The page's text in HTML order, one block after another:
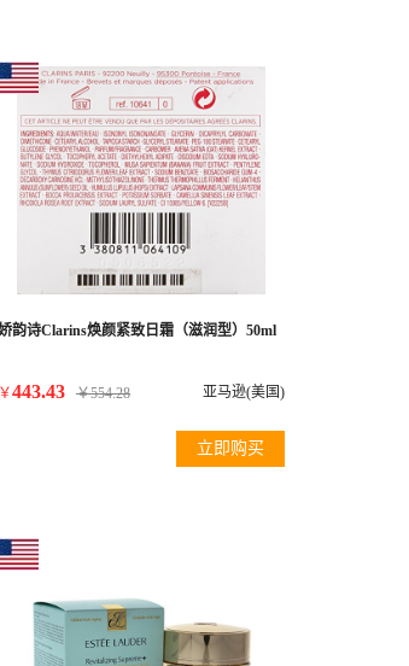
韵诗Clarins焕颜紧致日霜（滋润型）50ml
￥443.43 ￥554.28 亚马逊(美国)
立即购买